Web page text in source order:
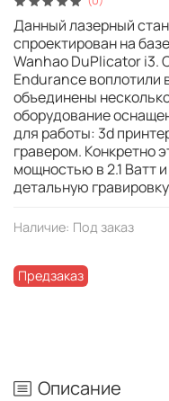
Наличие: Под заказ
Предзаказ
Данный лазерный
спроектирован на
Wanhao DuPlicator i3.
Endurance воплотили
объединены
оборудование
для работы: 3d
гравером. Конкретно
мощностью в 2.1 Ватт
детальную
Описание